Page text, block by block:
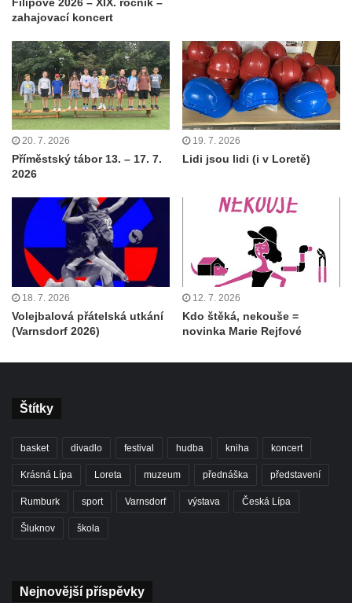
zahajovací koncert
20. 7. 2026
Příměstský tábor 13. – 17. 7.
2026
19. 7. 2026
Lidi jsou lidi (i v Loretě)
18. 7. 2026
Volejbalová přátelská utkání
(Varnsdorf 2026)
12. 7. 2026
Kdo štěká, nekouše =
novinka Marie Rejfové
Štítky
basket divadlo festival hudba kniha koncert
Krásná Lípa Loreta muzeum přednáška představení
Rumburk sport Varnsdorf výstava Česká Lípa
Šluknov škola
Nejnovější příspěvky